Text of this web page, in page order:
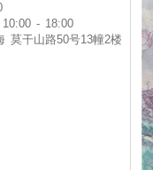
- 18:00
莫干山路50号13幢2楼